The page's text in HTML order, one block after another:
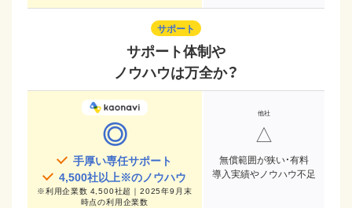
サポート
サポート体制や
ノウハウは万全か？
◎
手厚い専任サポート
4,500社以上※のノウハウ
※利用企業数 4,500社超｜2025年9月末
時点の利用企業数
△
無償範囲が狭い・有料
導入実績やノウハウ不足